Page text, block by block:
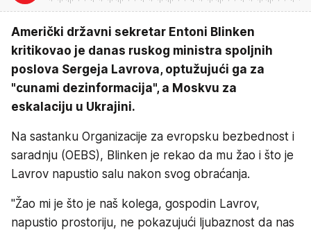
Američki državni sekretar Entoni Blinken
kritikovao je danas ruskog ministra spoljnih
poslova Sergeja Lavrova, optužujući ga za
"cunami dezinformacija", a Moskvu za
eskalaciju u Ukrajini.
Na sastanku Organizacije za evropsku bezbednost i
saradnju (OEBS), Blinken je rekao da mu žao i što je
Lavrov napustio salu nakon svog obraćanja.
"Žao mi je što je naš kolega, gospodin Lavrov,
napustio prostoriju, ne pokazujući ljubaznost da nas